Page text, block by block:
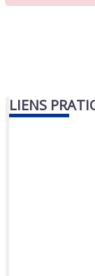
LIENS